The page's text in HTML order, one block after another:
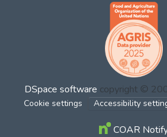
DSpace software copyright ©
Cookie settings Accessibility
COAR